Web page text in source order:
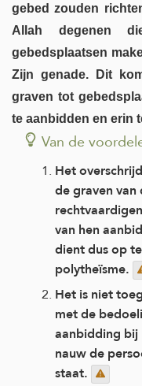
gebed zouden
Allah degenen
gebedsplaatsen
Zijn genade. Dit
graven tot
te aanbidden en erin
Van de
Het
de graven
van hen
dient dus op
polytheïsme.
Het is niet
met de
aanbidding
nauw de
staat.